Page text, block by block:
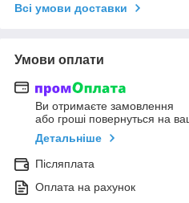
Всі умови доставки
Умови оплати
Ви отримаєте замовлення
або гроші повернуться на
Детальніше
Післяплата
Оплата на рахунок